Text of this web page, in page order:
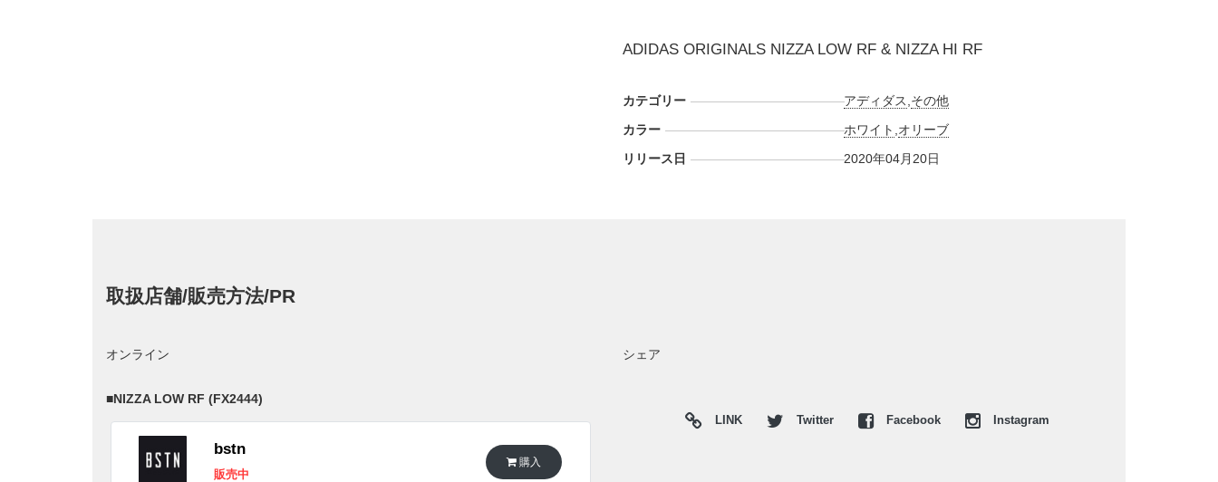
ADIDAS ORIGINALS NIZZA LOW RF & NIZZA HI RF
カテゴリー アディダス その他
カラー
ホワイト オリーブ
リリース日
2020年04月20日
取扱店舗/販売方法/PR
オンライン
■NIZZA LOW RF (FX2444)
bstn
販売中
購入
シェア
LINK Twitter Facebook Instagram